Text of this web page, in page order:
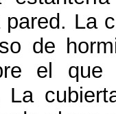
. La
de
el que
La